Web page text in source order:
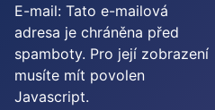
E-mail: Tato e-mailová
adresa je chráněna před
spamboty. Pro její zobrazení
musíte mít povolen
Javascript.